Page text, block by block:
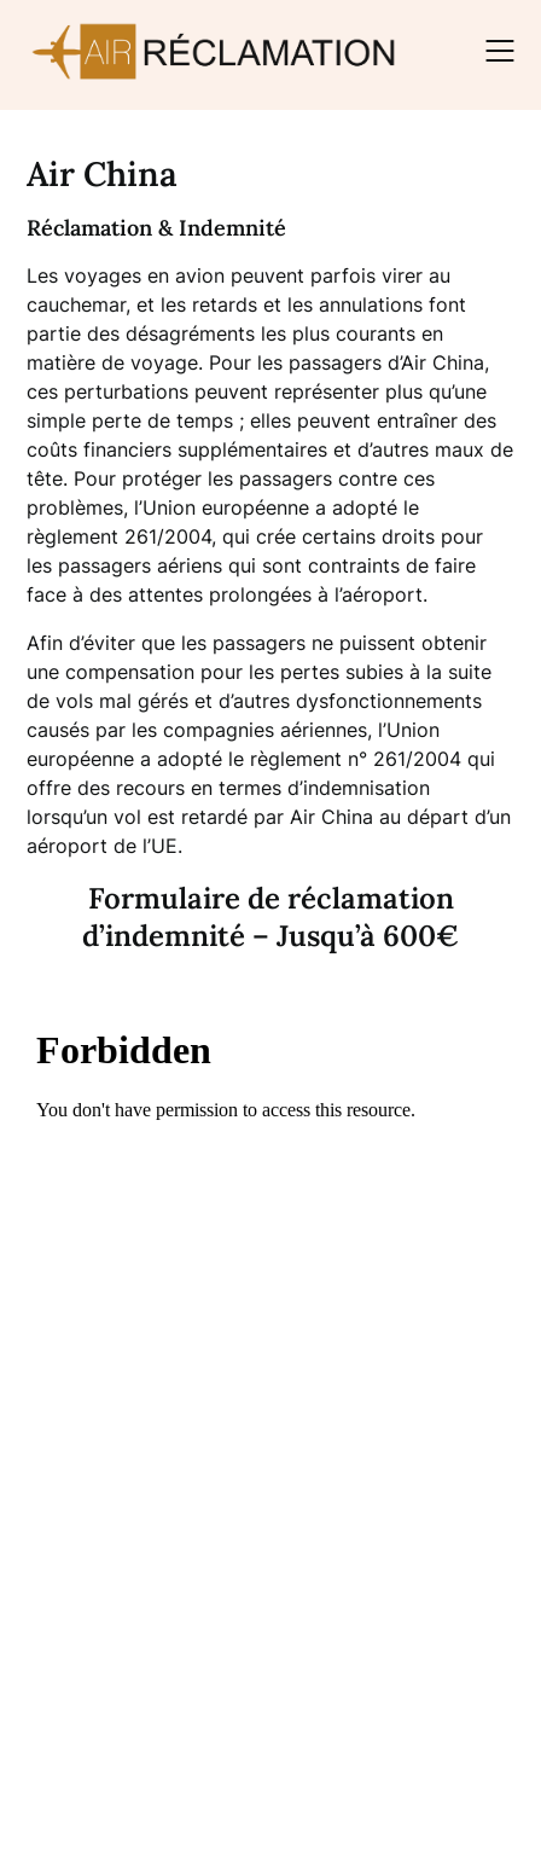
content
Air China
Réclamation & Indemnité
Les voyages en avion peuvent parfois virer au
cauchemar, et les retards et les annulations font
partie des désagréments les plus courants en
matière de voyage. Pour les passagers d’Air China,
ces perturbations peuvent représenter plus qu’une
simple perte de temps ; elles peuvent entraîner des
coûts financiers supplémentaires et d’autres maux de
tête. Pour protéger les passagers contre ces
problèmes, l’Union européenne a adopté le
règlement 261/2004, qui crée certains droits pour
les passagers aériens qui sont contraints de faire
face à des attentes prolongées à l’aéroport.
Afin d’éviter que les passagers ne puissent obtenir
une compensation pour les pertes subies à la suite
de vols mal gérés et d’autres dysfonctionnements
causés par les compagnies aériennes, l’Union
européenne a adopté le règlement n° 261/2004 qui
offre des recours en termes d’indemnisation
lorsqu’un vol est retardé par Air China au départ d’un
aéroport de l’UE.
Formulaire de réclamation
d’indemnité – Jusqu’à 600€